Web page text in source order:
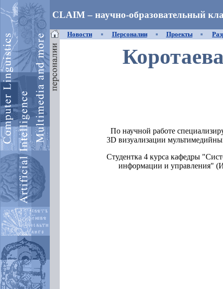
CLAIM – научно-образовательный
Новости Персоналии Проекты
По научной работе
3D визуализации
Студентка 4 курса кафедры
информации и управления"